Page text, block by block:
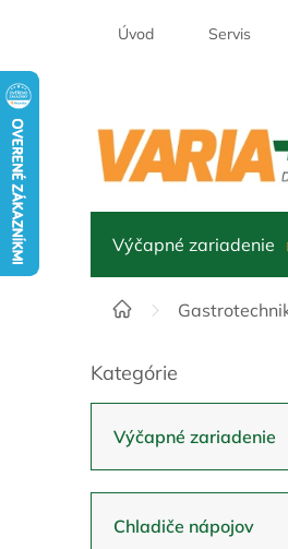
Úvod Servis
Výčapné zariadenie
Domov
o
č
p
a
Preskočiť
Kategórie
Výčapné zariadenie
Chladiče nápojov